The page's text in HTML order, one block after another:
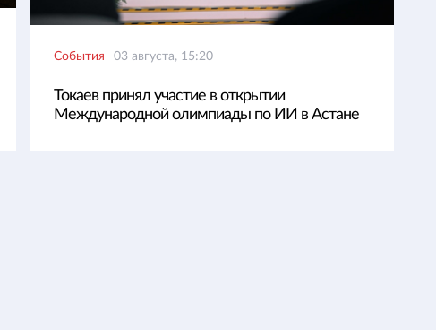
События 03 августа, 15:20
Токаев принял участие в открытии
Международной олимпиады по ИИ в Астане